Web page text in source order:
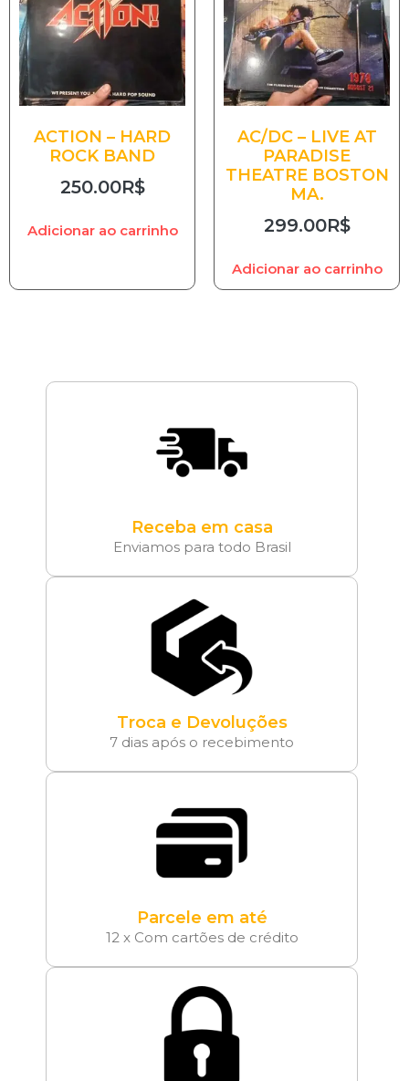
ACTION – HARD
ROCK BAND
250.00R$
Adicionar ao carrinho
AC/DC – LIVE AT
PARADISE
THEATRE BOSTON
MA.
299.00R$
Adicionar ao carrinho
Receba em casa
Enviamos para todo Brasil
Troca e Devoluções
7 dias após o recebimento
Parcele em até
12 x Com cartões de crédito